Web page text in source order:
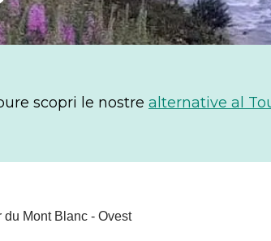
scopri le nostre alternative al
du Mont Blanc - Ovest